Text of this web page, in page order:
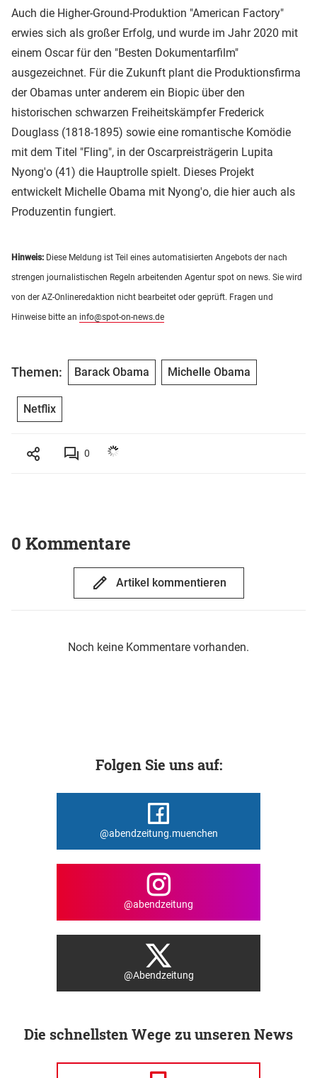
Auch die Higher-Ground-Produktion "American Factory"
erwies sich als großer Erfolg, und wurde im Jahr 2020 mit
einem Oscar für den "Besten Dokumentarfilm"
ausgezeichnet. Für die Zukunft plant die Produktionsfirma
der Obamas unter anderem ein Biopic über den
historischen schwarzen Freiheitskämpfer Frederick
Douglass (1818-1895) sowie eine romantische Komödie
mit dem Titel "Fling", in der Oscarpreisträgerin Lupita
Nyong'o (41) die Hauptrolle spielt. Dieses Projekt
entwickelt Michelle Obama mit Nyong'o, die hier auch als
Produzentin fungiert.
Hinweis: Diese Meldung ist Teil eines automatisierten Angebots der nach
strengen journalistischen Regeln arbeitenden Agentur spot on news. Sie wird
von der AZ-Onlineredaktion nicht bearbeitet oder geprüft. Fragen und
Hinweise bitte an info@spot-on-news.de
Themen: Barack Obama Michelle Obama
Netflix
0
0 Kommentare
Artikel kommentieren
Noch keine Kommentare vorhanden.
Folgen Sie uns auf:
@abendzeitung.muenchen
@abendzeitung
@Abendzeitung
Die schnellsten Wege zu unseren News